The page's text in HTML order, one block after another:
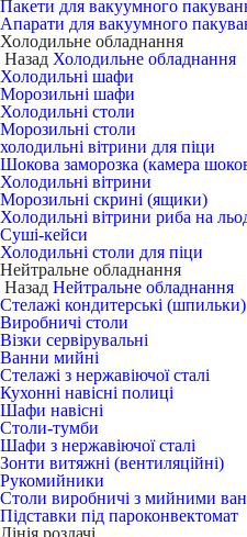
Пакети для вакуумного
Апарати для вакуумного
Холодильне обладнання
Назад Холодильне обладнання
Холодильні шафи
Морозильні шафи
Холодильні столи
Морозильні столи
холодильні вітрини для піци
Шокова заморозка (камера
Холодильні вітрини
Морозильні скрині (ящики)
Холодильні вітрини риба на
Суші-кейси
Холодильні столи для піци
Нейтральне обладнання
Назад Нейтральне обладнання
Стелажі кондитерські (шпильки)
Виробничі столи
Візки сервірувальні
Ванни мийні
Стелажі з нержавіючої сталі
Кухонні навісні полиці
Шафи навісні
Столи-тумби
Шафи з нержавіючої сталі
Зонти витяжні (вентиляційні)
Рукомийники
Столи виробничі з мийними
Підставки під пароконвектомат
Лінія роздачі